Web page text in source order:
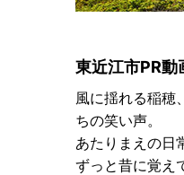
東近江市PR動
風に揺れる稲穂
ちの笑い声。
あたりまえの日
ずっと昔に覚え